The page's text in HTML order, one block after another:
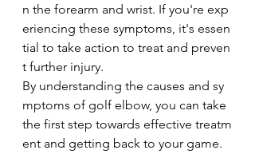
n the forearm and wrist. If you're exp
eriencing these symptoms, it's essen
tial to take action to treat and preven
t further injury.
By understanding the causes and sy
mptoms of golf elbow, you can take
the first step towards effective treatm
ent and getting back to your game.